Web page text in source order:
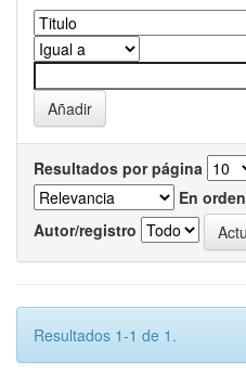
Resultados por página
En orden
Autor/registro
Resultados 1-1 de 1.